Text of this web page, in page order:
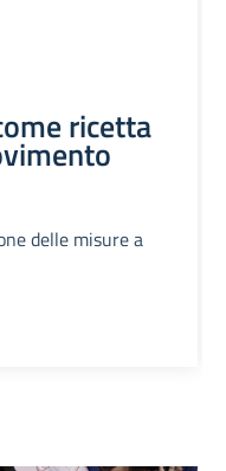
ricetta
delle misure a